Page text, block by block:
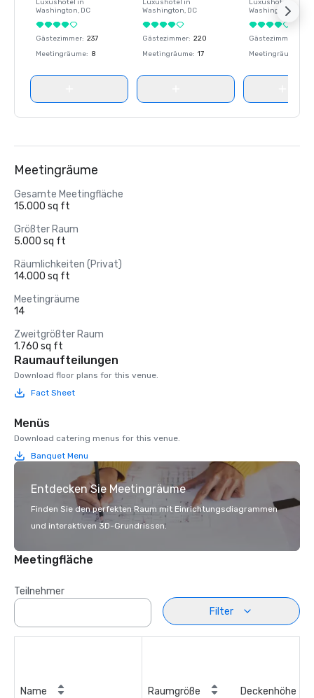
Luxushotel in
Washington, DC
Gästezimmer: 237
Meetingräume: 8
Luxushotel in
Washington, DC
Gästezimmer: 220
Meetingräume: 17
Luxushotel in
Washington
Gästezimmer
Meetingräume
Meetingräume
Gesamte Meetingfläche
15.000 sq ft
Größter Raum
5.000 sq ft
Räumlichkeiten (Privat)
14.000 sq ft
Meetingräume
14
Zweitgrößter Raum
1.760 sq ft
Raumaufteilungen
Download floor plans for this venue.
Fact Sheet
Menüs
Download catering menus for this venue.
Banquet Menu
Entdecken Sie Meetingräume
Finden Sie den perfekten Raum mit Einrichtungsdiagrammen
und interaktiven 3D-Grundrissen.
Meetingfläche
Teilnehmer
Filter
Name Raumgröße Deckenhöhe